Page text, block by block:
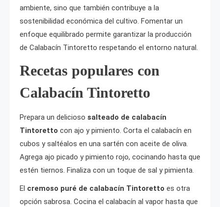
ambiente, sino que también contribuye a la
sostenibilidad económica del cultivo. Fomentar un
enfoque equilibrado permite garantizar la producción
de Calabacín Tintoretto respetando el entorno natural.
Recetas populares con
Calabacín Tintoretto
Prepara un delicioso salteado de calabacín
Tintoretto con ajo y pimiento. Corta el calabacín en
cubos y saltéalos en una sartén con aceite de oliva.
Agrega ajo picado y pimiento rojo, cocinando hasta que
estén tiernos. Finaliza con un toque de sal y pimienta.
El cremoso puré de calabacín Tintoretto es otra
opción sabrosa. Cocina el calabacín al vapor hasta que